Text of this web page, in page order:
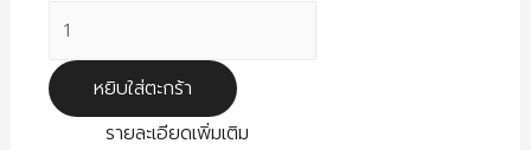
จำนวน
ดอกไม้
สด
หยิบใส่ตะกร้า
รายละเอียดเพิ่มเติม